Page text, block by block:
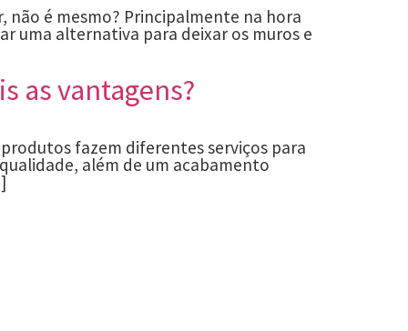
é mesmo? Principalmente na hora
uma alternativa para deixar os muros e
as vantagens?
fazem diferentes serviços para
além de um acabamento